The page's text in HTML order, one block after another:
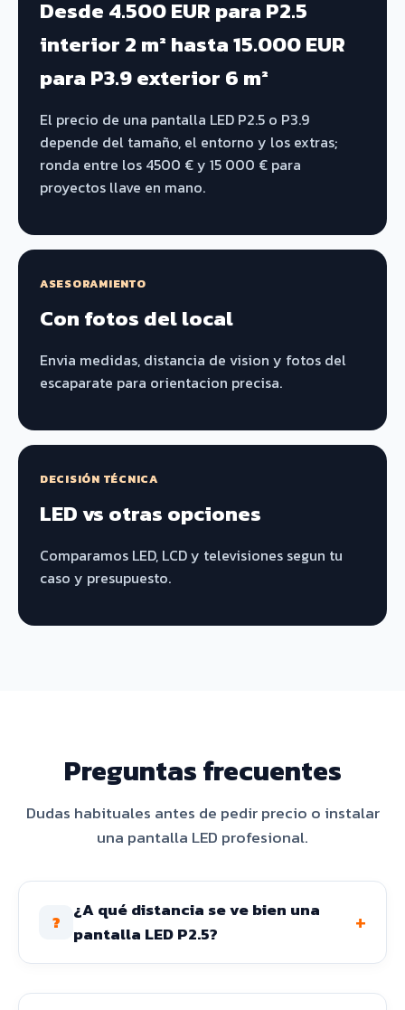
Desde 4.500 EUR para P2.5
interior 2 m² hasta 15.000 EUR
para P3.9 exterior 6 m²
El precio de una pantalla LED P2.5 o P3.9
depende del tamaño, el entorno y los extras;
ronda entre los 4500 € y 15 000 € para
proyectos llave en mano.
ASESORAMIENTO
Con fotos del local
Envia medidas, distancia de vision y fotos del
escaparate para orientacion precisa.
DECISIÓN TÉCNICA
LED vs otras opciones
Comparamos LED, LCD y televisiones segun tu
caso y presupuesto.
Preguntas frecuentes
Dudas habituales antes de pedir precio o instalar
una pantalla LED profesional.
?
¿A qué distancia se ve bien una
pantalla LED P2.5?
+